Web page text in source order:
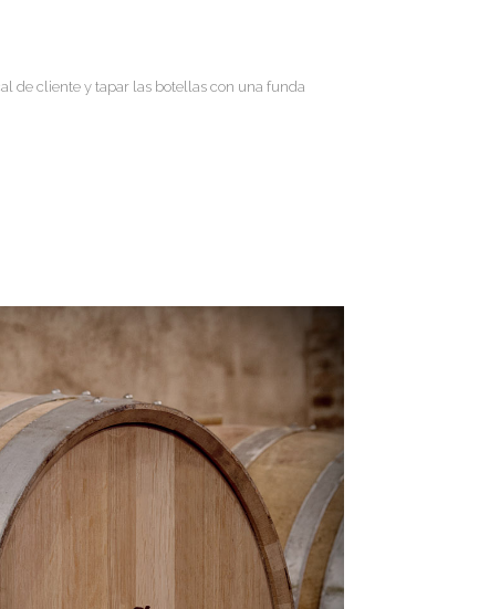
de cliente y tapar las botellas con una funda